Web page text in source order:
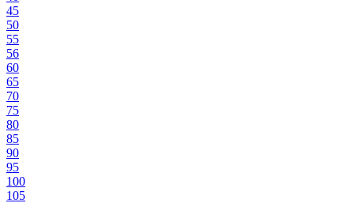
45
50
55
56
60
65
70
75
80
85
90
95
100
105